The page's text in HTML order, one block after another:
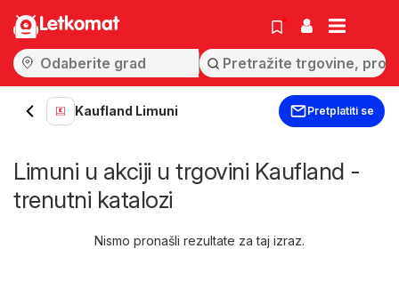
Letkomat
Kaufland Limuni Pretplatiti se
Limuni u akciji u trgovini Kaufland -
trenutni katalozi
Nismo pronašli rezultate za taj izraz.